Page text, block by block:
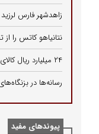
زاهدشهر فارس لرزید
نتانیاهو کاتس را
۲۴ میلیارد ریال کالای قاچاق در هرمزگان کشف شد
رسانه‌ها در
پیوندهای مفید